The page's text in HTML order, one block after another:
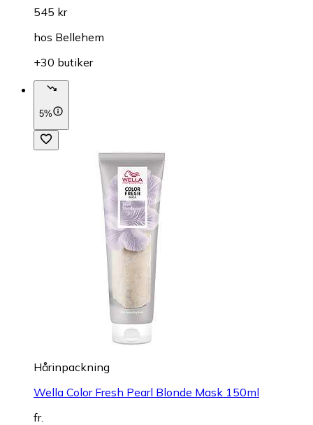
545 kr
hos Bellehem
+30 butiker
5%
Hårinpackning
Wella Color Fresh Pearl Blonde Mask 150ml
fr.